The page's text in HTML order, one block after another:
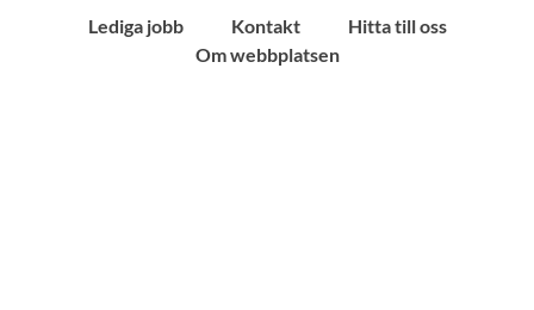
Lediga jobb Kontakt
Hitta till oss
Om webbplatsen